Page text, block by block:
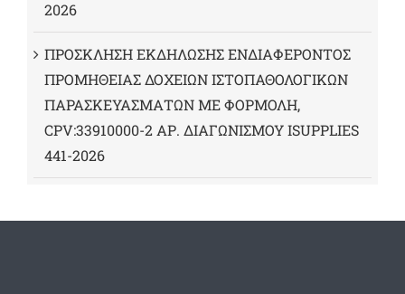
2026
ΠΡΟΣΚΛΗΣΗ ΕΚΔΗΛΩΣΗΣ ΕΝΔΙΑΦΕΡΟΝΤΟΣ
ΠΡΟΜΗΘΕΙΑΣ ΔΟΧΕΙΩΝ ΙΣΤΟΠΑΘΟΛΟΓΙΚΩΝ
ΠΑΡΑΣΚΕΥΑΣΜΑΤΩΝ ΜΕ ΦΟΡΜΟΛΗ,
CPV:33910000-2 ΑΡ. ΔΙΑΓΩΝΙΣΜΟΥ ΙSUPPLIES
441-2026